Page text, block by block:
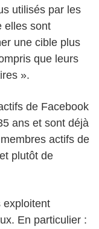
utilisés par les
elles sont
une cible plus
que leurs
».
de Facebook
ans et sont déjà
actifs de
plutôt de
exploitent
En particulier :